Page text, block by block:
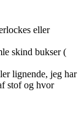
eller
skind bukser (
lignende, jeg har
stof og hvor